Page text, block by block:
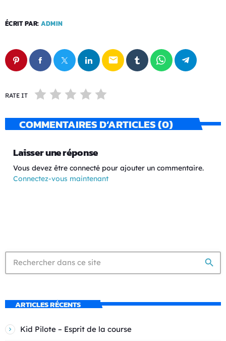
ÉCRIT PAR: ADMIN
email
RATE IT
COMMENTAIRES D’ARTICLES (0)
Laisser une réponse
Vous devez être connecté pour ajouter un commentaire.
Connectez-vous maintenant
search
ARTICLES RÉCENTS
Kid Pilote – Esprit de la course